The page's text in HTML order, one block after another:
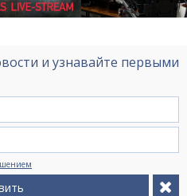
и узнавайте первыми